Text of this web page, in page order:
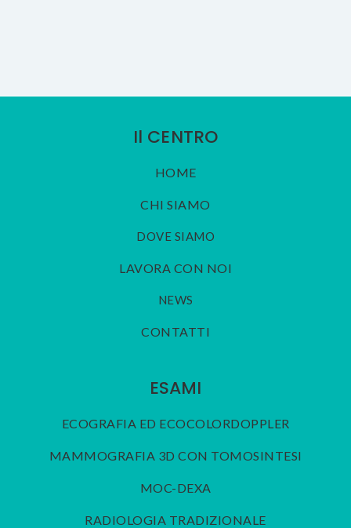
Il CENTRO
HOME
CHI SIAMO
DOVE SIAMO
LAVORA CON NOI
NEWS
CONTATTI
ESAMI
ECOGRAFIA ED ECOCOLORDOPPLER
MAMMOGRAFIA 3D CON TOMOSINTESI
MOC-DEXA
RADIOLOGIA TRADIZIONALE